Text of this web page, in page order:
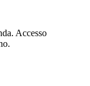
Accesso